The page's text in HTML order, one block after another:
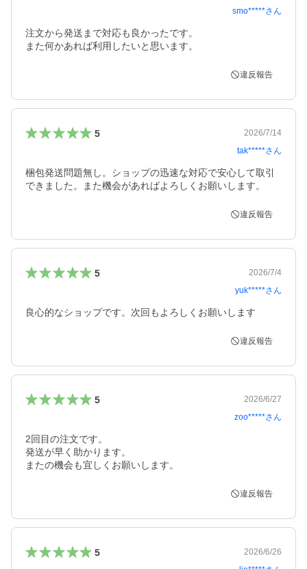
smo*****さん
注文から発送まで対応も良かったです。
また何かあれば利用したいと思います。
違反報告
5
2026/7/14
tak*****さん
梱包発送問題無し。ショップの迅速な対応で安心して取引
できました。また機会があればよろしくお願いします。
違反報告
5
2026/7/4
yuk*****さん
良心的なショップです。次回もよろしくお願いします
違反報告
5
2026/6/27
zoo*****さん
2回目の注文です。
発送が早く助かります。
またの機会も宜しくお願いします。
違反報告
5
2026/6/26